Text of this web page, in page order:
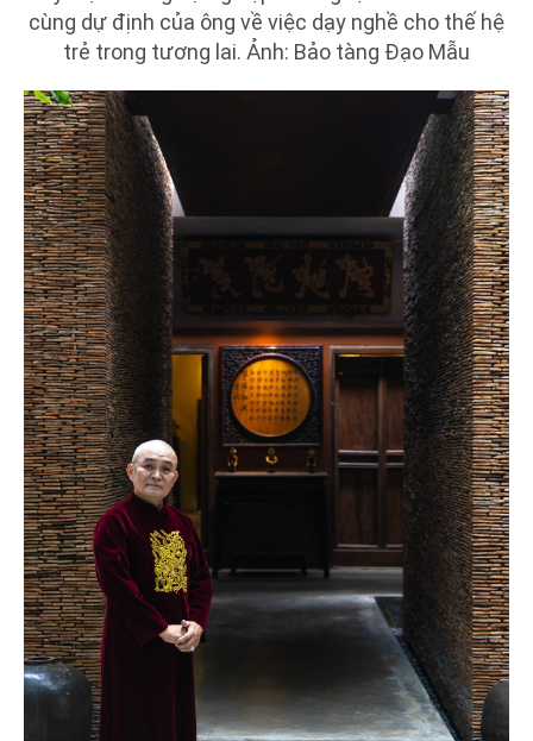
cùng dự định của ông về việc dạy nghề cho thế hệ
trẻ trong tương lai. Ảnh: Bảo tàng Đạo Mẫu